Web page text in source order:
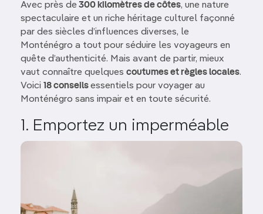
Avec près de300 kilomètres de côtes, une nature
spectaculaire et un riche héritage culturel façonné
par des siècles d’influences diverses, le
Monténégro a tout pour séduire les voyageurs en
quête d’authenticité. Mais avant de partir, mieux
vaut connaître quelques coutumes et règles locales.
Voici 18 conseilsessentiels pour voyager au
Monténégro sans impair et en toute sécurité.
1. Emportez un imperméable
Image